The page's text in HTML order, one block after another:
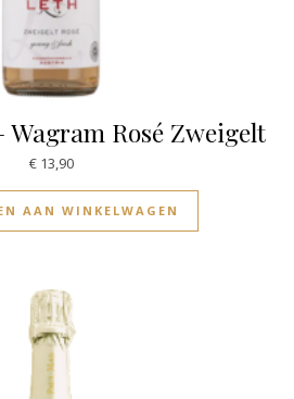
Rosé Zweigelt
€13,90
AAN WINKELWAGEN